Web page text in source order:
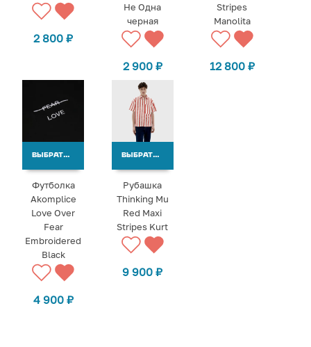
2 800₽
Не Одна
черная
2 900 ₽
Stripes
Manolita
12 800 ₽
ВЫБРАТЬ ВАРИАНТЫ
Футболка
Akomplice
Love Over
Fear
Embroidered
Black
4 900 ₽
ВЫБРАТЬ ВАРИАНТЫ
Рубашка
Thinking Mu
Red Maxi
Stripes Kurt
9 900₽